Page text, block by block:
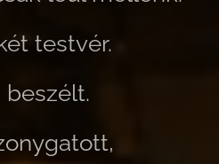
testvér.